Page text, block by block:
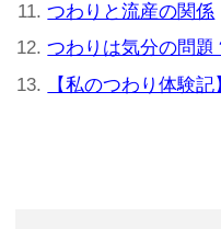
つわりと流産の関係
つわりは気分の問題
【私のつわり体験